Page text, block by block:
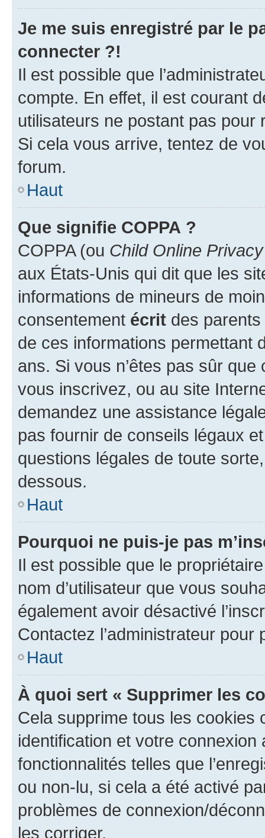
Je me suis enregistré par le
connecter ?!
Il est possible que
compte. En effet, il est courant
utilisateurs ne postant pas pour
Si cela vous arrive, tentez de
forum.
Haut
Que signifie COPPA ?
COPPA (ou Child Online
aux États-Unis qui dit que les
informations de mineurs de
consentement écrit des parents
de ces informations permettant
ans. Si vous n’êtes pas sûr
vous inscrivez, ou au site
demandez une assistance
pas fournir de conseils légaux
questions légales de toute
dessous.
Haut
Pourquoi ne puis-je pas
Il est possible que le
nom d’utilisateur que vous
également avoir désactivé
Contactez l’administrateur
Haut
À quoi sert « Supprimer les
Cela supprime tous les cookies
identification et votre
fonctionnalités telles que
ou non-lu, si cela a été activé
problèmes de connexion/
les corriger.